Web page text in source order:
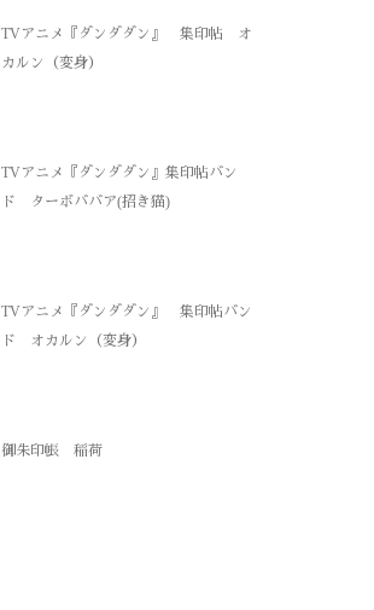
TVアニメ『ダンダダン』 集印帖 オ
カルン（変身）
TVアニメ『ダンダダン』集印帖バン
ド ターボババア(招き猫)
TVアニメ『ダンダダン』 集印帖バン
ド オカルン（変身）
御朱印帳 稲荷